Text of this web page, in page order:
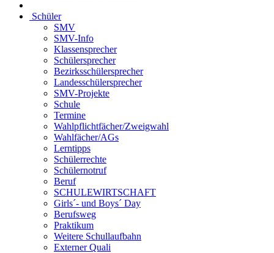
Schüler
SMV
SMV-Info
Klassensprecher
Schülersprecher
Bezirksschülersprecher
Landesschülersprecher
SMV-Projekte
Schule
Termine
Wahlpflichtfächer/Zweigwahl
Wahlfächer/AGs
Lerntipps
Schülerrechte
Schülernotruf
Beruf
SCHULEWIRTSCHAFT
Girls´- und Boys´ Day
Berufsweg
Praktikum
Weitere Schullaufbahn
Externer Quali